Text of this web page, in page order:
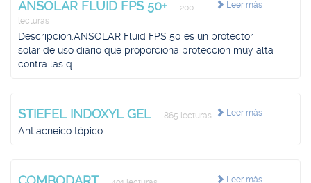
Leer más
ANSOLAR FLUID FPS 50+
200
lecturas
Descripción.ANSOLAR Fluid FPS 50 es un protector
solar de uso diario que proporciona protección muy alta
contra las q...
Leer más
STIEFEL INDOXYL GEL 865 lecturas
Antiacneico tópico
Leer más